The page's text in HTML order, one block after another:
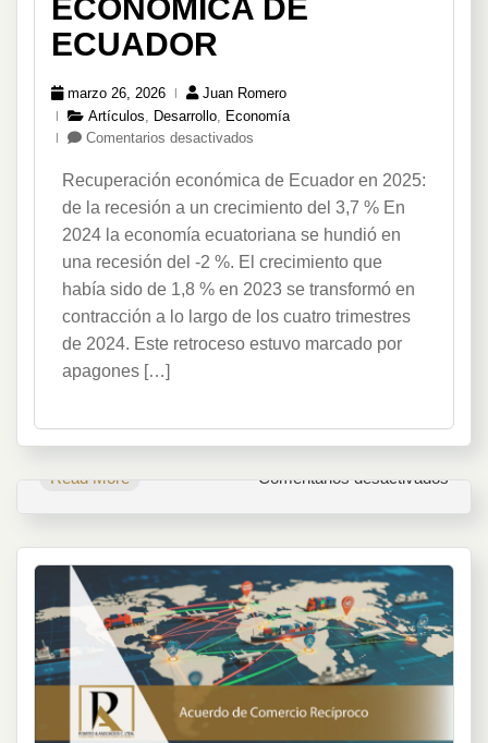
ECONÓMICA DE
ECUADOR
marzo 26, 2026
Juan Romero
Artículos
Desarrollo Economía
Comentarios desactivados
Económica
de
Recuperación económica de Ecuador en 2025:
de la recesión a un crecimiento del 3,7 % En
2024 la economía ecuatoriana se hundió en
una recesión del ‑2 %. El crecimiento que
había sido de 1,8 % en 2023 se transformó en
contracción a lo largo de los cuatro trimestres
de 2024. Este retroceso estuvo marcado por
apagones […]
Read More Comentarios desactivados